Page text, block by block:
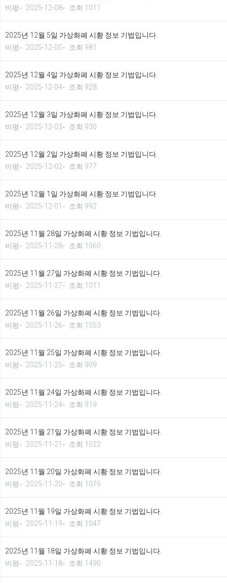
비평
2025-12-08 조회 1011
2025년 12월 5일 가상화폐 시황 정보 기법입니다.
비평
2025-12-05 조회 981
2025년 12월 4일 가상화폐 시황 정보 기법입니다.
비평
2025-12-04 조회 928
2025년 12월 3일 가상화폐 시황 정보 기법입니다.
비평
2025-12-03 조회 930
2025년 12월 2일 가상화폐 시황 정보 기법입니다.
비평
2025-12-02 조회 977
2025년 12월 1일 가상화폐 시황 정보 기법입니다.
비평
2025-12-01 조회 992
2025년 11월 28일 가상화폐 시황 정보 기법입니다.
비평
2025-11-28 조회 1060
2025년 11월 27일 가상화폐 시황 정보 기법입니다.
비평
2025-11-27 조회 1011
2025년 11월 26일 가상화폐 시황 정보 기법입니다.
비평
2025-11-26 조회 1053
2025년 11월 25일 가상화폐 시황 정보 기법입니다.
비평
2025-11-25 조회 909
2025년 11월 24일 가상화폐 시황 정보 기법입니다.
비평
2025-11-24 조회 919
2025년 11월 21일 가상화폐 시황 정보 기법입니다.
비평
2025-11-21 조회 1022
2025년 11월 20일 가상화폐 시황 정보 기법입니다.
비평
2025-11-20 조회 1076
2025년 11월 19일 가상화폐 시황 정보 기법입니다.
비평
2025-11-19 조회 1047
2025년 11월 18일 가상화폐 시황 정보 기법입니다.
비평
2025-11-18 조회 1490